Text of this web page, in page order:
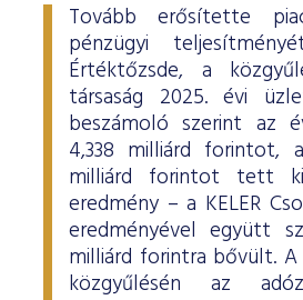
Tovább erősítette
pénzügyi
Értéktőzsde, a
társaság 2025. évi
beszámoló szerint az
4,338 milliárd forintot,
milliárd forintot tett
eredmény – a KELER
eredményével együtt
milliárd forintra bővült. A
közgyűlésén az